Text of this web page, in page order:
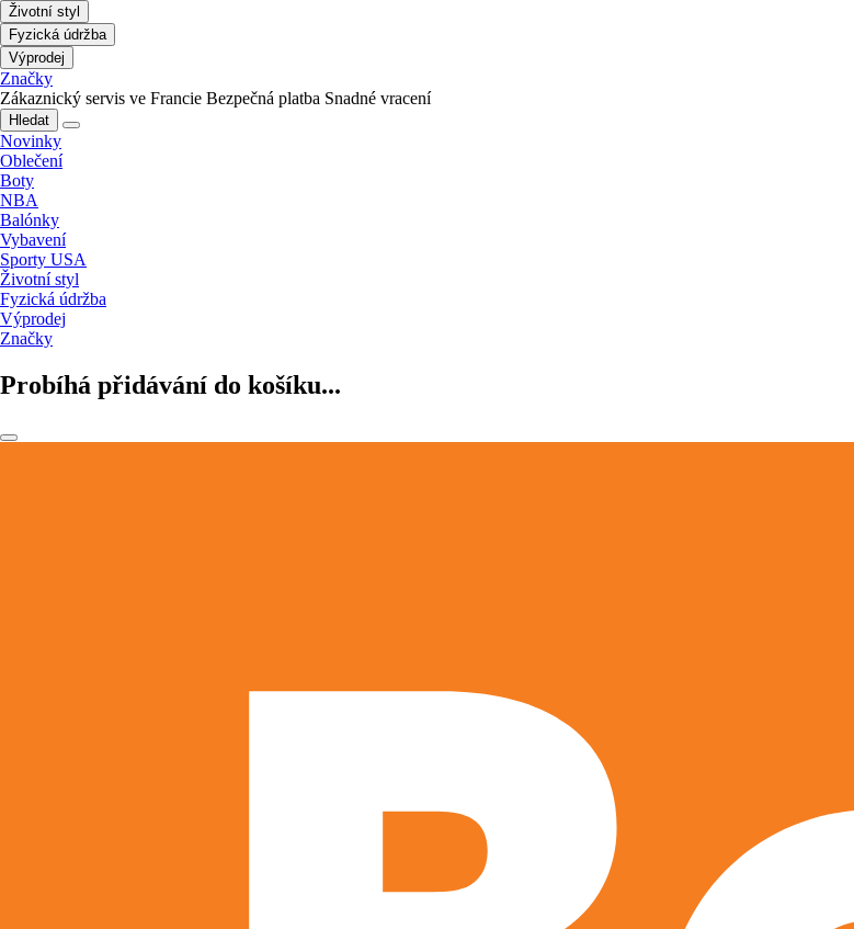
Životní styl
Fyzická údržba
Výprodej
Značky
Zákaznický servis ve Francie Bezpečná platba Snadné vracení
Hledat
Novinky
Oblečení
Boty
NBA
Balónky
Vybavení
Sporty USA
Životní styl
Fyzická údržba
Výprodej
Značky
Probíhá přidávání do košíku...